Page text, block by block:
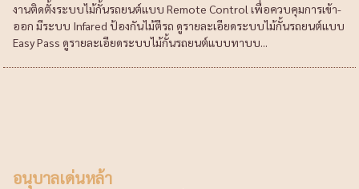
งานติดตั้งระบบไม้กั้นรถยนต์แบบ Remote Control เพื่อควบคุมการเข้า-
ออก มีระบบ Infared ป้องกันไม้ตีรถ ดูรายละเอียดระบบไม้กั้นรถยนต์แบบ
Easy Pass ดูรายละเอียดระบบไม้กั้นรถยนต์แบบทาบบ...
อนุบาลเด่นหล้า